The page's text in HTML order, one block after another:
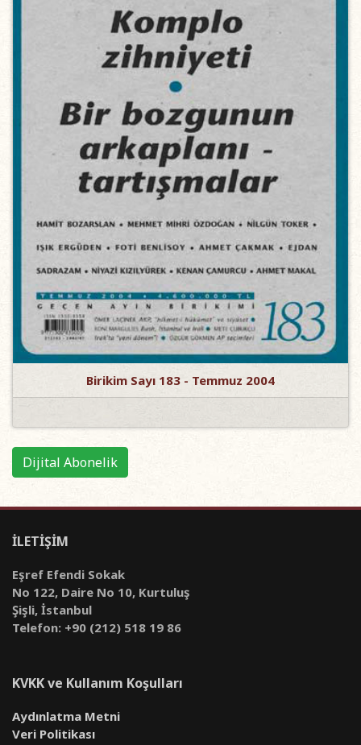
Birikim Sayı 183 - Temmuz 2004
Dijital Abonelik
İLETİŞİM
Eşref Efendi Sokak
No 122, Daire No 10, Kurtuluş
Şişli, İstanbul
Telefon: +90 (212) 518 19 86
KVKK ve Kullanım Koşulları
Aydınlatma Metni
Veri Politikası